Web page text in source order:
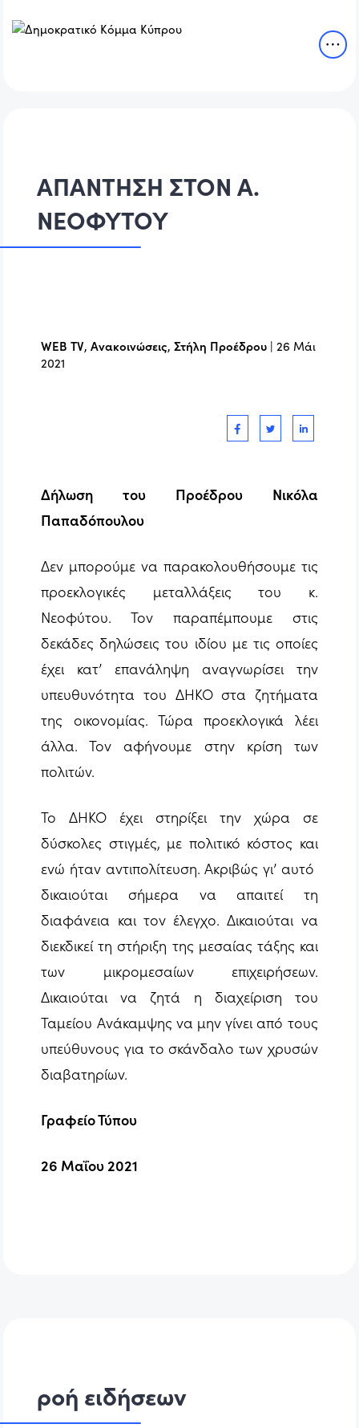
ΑΠΑΝΤΗΣΗ ΣΤΟΝ Α.
ΝΕΟΦΥΤΟΥ
WEB TV,Ανακοινώσεις,Στήλη Προέδρου |26 Μάι
2021
Δήλωση του Προέδρου Νικόλα
Παπαδόπουλου
Δεν μπορούμε να παρακολουθήσουμε τις
προεκλογικές μεταλλάξεις του κ.
Νεοφύτου. Τον παραπέμπουμε στις
δεκάδες δηλώσεις του ιδίου με τις οποίες
έχει κατ’ επανάληψη αναγνωρίσει την
υπευθυνότητα του ΔΗΚΟ στα ζητήματα
της οικονομίας. Τώρα προεκλογικά λέει
άλλα. Τον αφήνουμε στην κρίση των
πολιτών.
Το ΔΗΚΟ έχει στηρίξει την χώρα σε
δύσκολες στιγμές, με πολιτικό κόστος και
ενώ ήταν αντιπολίτευση. Ακριβώς γι’ αυτό
δικαιούται σήμερα να απαιτεί τη
διαφάνεια και τον έλεγχο. Δικαιούται να
διεκδικεί τη στήριξη της μεσαίας τάξης και
των μικρομεσαίων επιχειρήσεων.
Δικαιούται να ζητά η διαχείριση του
Ταμείου Ανάκαμψης να μην γίνει από τους
υπεύθυνους για το σκάνδαλο των χρυσών
διαβατηρίων.
Γραφείο Τύπου
26 Μαΐου 2021
ροή ειδήσεων